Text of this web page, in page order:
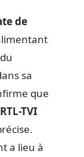
de
sa
que
RTL-TVI
a lieu à